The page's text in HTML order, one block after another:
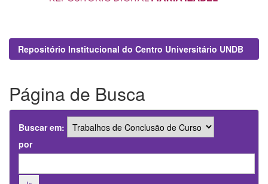
Repositório Institucional do Centro Universitário UNDB
Página de Busca
Buscar em:
por